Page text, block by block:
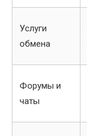
Услуги
обмена
Форумы и
чаты